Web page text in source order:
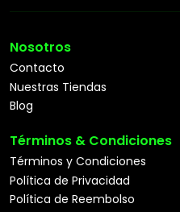
Nosotros
Contacto
Nuestras Tiendas
Blog
Términos & Condiciones
Términos y Condiciones
Política de Privacidad
Política de Reembolso